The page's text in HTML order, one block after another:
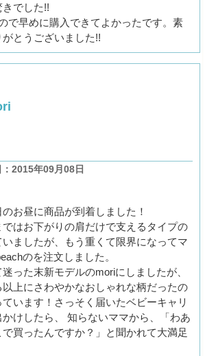
きでした!!
で早めに購入できてよかったです。素
とうございました!!
2015年09月08日
お昼に商品が到着しました！
ではお下がりの肩だけで支えるタイプの
ましたが、もう重くて限界になってマ
のを注文しました。
った末新モデルのmoriにしましたが、
上にさわやかなおしゃれな柄だったの
います！さっそく届いたベビーキャリ
けしたら、 知らないママから、「わあ
買ったんですか？」と聞かれて大満足